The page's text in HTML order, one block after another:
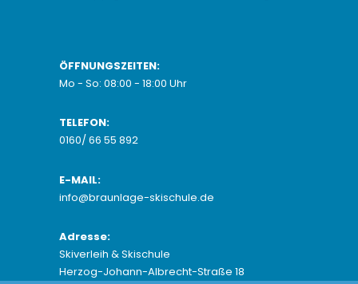
ÖFFNUNGSZEITEN:
Mo - So: 08:00 - 18:00 Uhr
TELEFON:
0160/ 66 55 892
E-MAIL:
info@braunlage-skischule.de
Adresse:
Skiverleih & Skischule
Herzog-Johann-Albrecht-Straße 18